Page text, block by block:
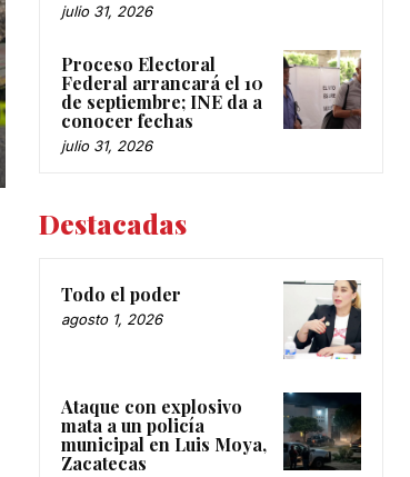
julio 31, 2026
Proceso Electoral
Federal arrancará el 10
de septiembre; INE da a
conocer fechas
julio 31, 2026
Destacadas
Todo el poder
agosto 1, 2026
Ataque con explosivo
mata a un policía
municipal en Luis Moya,
Zacatecas